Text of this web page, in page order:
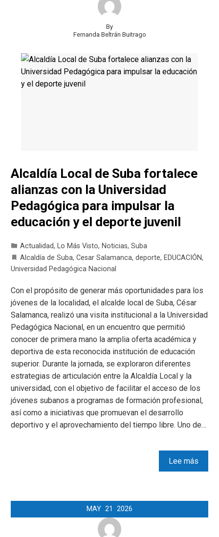
By
Fernanda Beltrán Buitrago
Alcaldía Local de Suba fortalece
alianzas con la Universidad
Pedagógica para impulsar la
educación y el deporte juvenil
Actualidad, Lo Más Visto, Noticias,Suba
Alcaldía de Suba,Cesar Salamanca,deporte, EDUCACIÓN,
Universidad Pedagógica Nacional
Con el propósito de generar más oportunidades para los
jóvenes de la localidad, el alcalde local de Suba, César
Salamanca, realizó una visita institucional a la Universidad
Pedagógica Nacional, en un encuentro que permitió
conocer de primera mano la amplia oferta académica y
deportiva de esta reconocida institución de educación
superior. Durante la jornada, se exploraron diferentes
estrategias de articulación entre la Alcaldía Local y la
universidad, con el objetivo de facilitar el acceso de los
jóvenes subanos a programas de formación profesional,
así como a iniciativas que promuevan el desarrollo
deportivo y el aprovechamiento del tiempo libre. Uno de…
Lee más
MAY 21 2026